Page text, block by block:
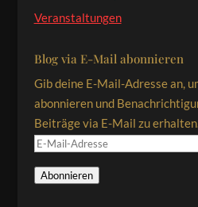
Veranstaltungen
Blog via E-Mail abonnieren
Gib deine E-Mail-Adresse an,
abonnieren und
Beiträge via E-Mail zu
E-
Adresse
Abonnieren